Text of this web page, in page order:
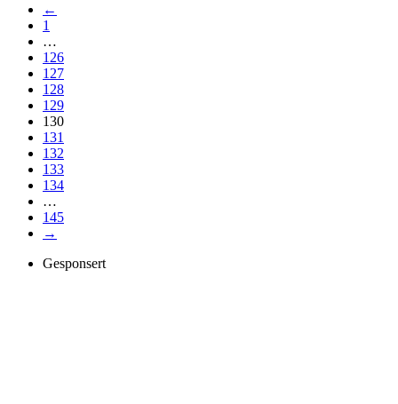
←
1
…
126
127
128
129
130
131
132
133
134
…
145
→
Gesponsert